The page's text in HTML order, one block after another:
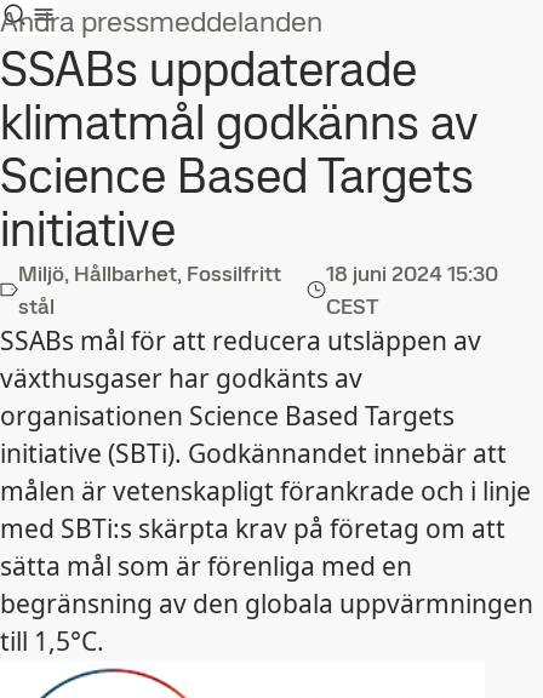
Andra pressmeddelanden
SSABs uppdaterade
klimatmål godkänns av
Science Based Targets
initiative
Miljö, Hållbarhet, Fossilfritt
stål
18 juni 202415:30
CEST
SSABs mål för att reducera utsläppen av
växthusgaser har godkänts av
organisationen Science Based Targets
initiative (SBTi). Godkännandet innebär att
målen är vetenskapligt förankrade och i linje
med SBTi:s skärpta krav på företag om att
sätta mål som är förenliga med en
begränsning av den globala uppvärmningen
till 1,5°C.